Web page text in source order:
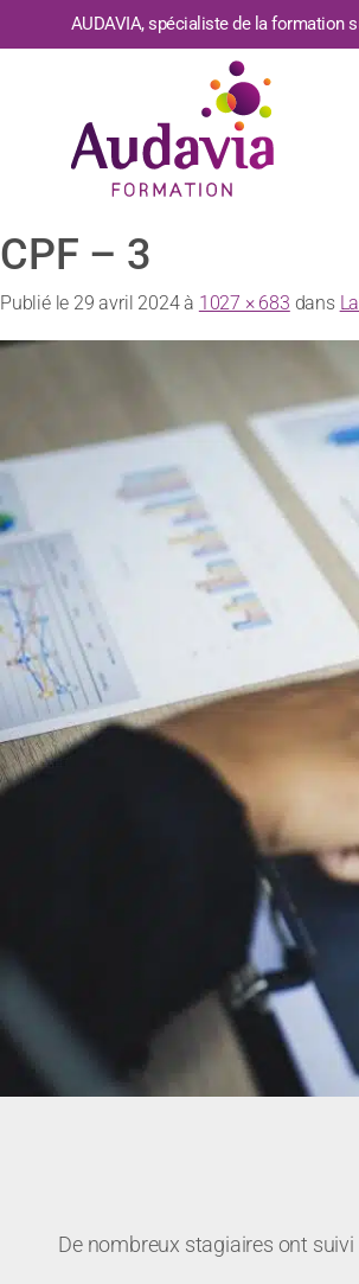
AUDAVIA, spécialiste de la formation
CPF – 3
Publié le 29 avril 2024à 1027 × 683 dans
De nombreux stagiaires ont